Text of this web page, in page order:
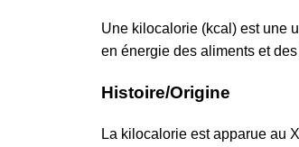
Une kilocalorie (kcal) est une
en énergie des aliments et
Histoire/Origine
La kilocalorie est apparue au